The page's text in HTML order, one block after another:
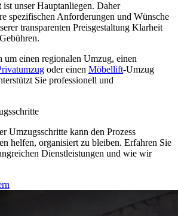
ist unser Hauptanliegen. Daher
spezifischen Anforderungen und Wünsche
transparenten Preisgestaltung Klarheit
um einen regionalen Umzug, einen
oder einen Möbellift-Umzug
Sie professionell und
Umzugsschritte kann den Prozess
helfen, organisiert zu bleiben. Erfahren Sie
Dienstleistungen und wie wir